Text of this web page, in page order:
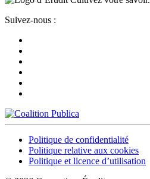
Suivez-nous :
Politique de confidentialité
Politique relative aux cookies
Politique et licence d’utilisation